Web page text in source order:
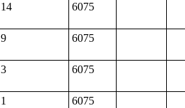
14 6075
9 6075
3 6075
1 6075